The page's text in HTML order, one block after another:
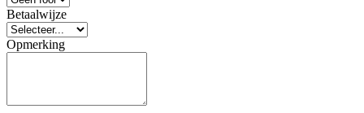
Betaalwijze
Opmerking